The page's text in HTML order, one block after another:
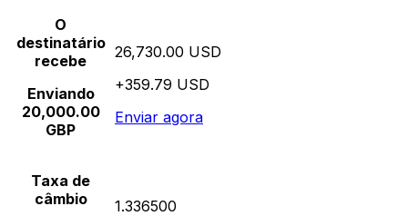
O
destinatário
recebe
Enviando
20,000.00
GBP
26,730.00 USD
+359.79 USD
Enviar agora
Taxa de
câmbio
1.336500